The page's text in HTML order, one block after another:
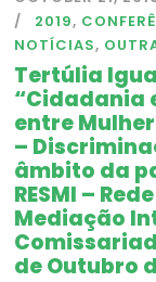
2019,
NOTÍCIAS,
Tertúlia
“Cidadania
entre
–
âmbito da
RESMI –
Mediação
de Outubro